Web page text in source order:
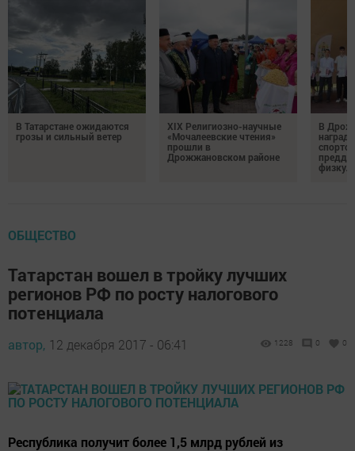
В Татарстане ожидаются
грозы и сильный ветер
XIX Религиозно-научные
«Мочалеевские чтения»
прошли в
Дрожжановском районе
В
ОБЩЕСТВО
Татарстан вошел в тройку лучших
регионов РФ по росту налогового
потенциала
автор, 12 декабря 2017 - 06:41 1228 0 0
Республика получит более 1,5 млрд рублей из